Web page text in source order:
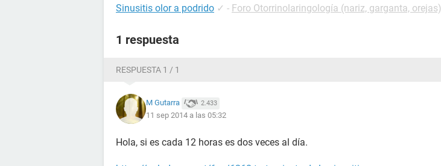
Sinusitis olor a podrido ✓ - Foro Otorrinolaringología (nariz, garganta, orejas)
1 respuesta
RESPUESTA 1 / 1
M Gutarra 2.433
11 sep 2014 a las 05:32
Hola, si es cada 12 horas es dos veces al día.